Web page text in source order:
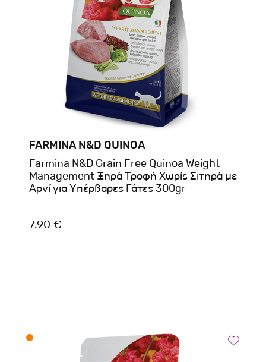
FARMINA N&D QUINOA
Farmina N&D Grain Free Quinoa Weight
Management Ξηρά Τροφή Χωρίς Σιτηρά με
Αρνί για Υπέρβαρες Γάτες 300gr
7.90 €